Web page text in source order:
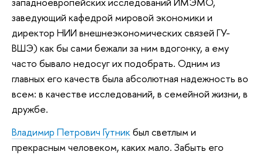
заведующий кафедрой мировой экономики и
директор НИИ внешнеэкономических связей ГУ-
ВШЭ) как бы сами бежали за ним вдогонку, а ему
часто бывало недосуг их подобрать. Одним из
главных его качеств была абсолютная надежность во
всем: в качестве исследований, в семейной жизни, в
дружбе.
Владимир Петрович Гутникбыл светлым и
прекрасным человеком, каких мало. Забыть его